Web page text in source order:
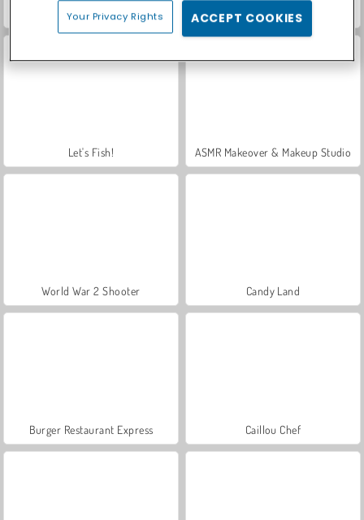
Casino World Royal Story
Let's Fish! ASMR Makeover & Makeup Studio
World War 2 Shooter Candy Land
Burger Restaurant Express Caillou Chef
Your Privacy Rights ACCEPT COOKIES